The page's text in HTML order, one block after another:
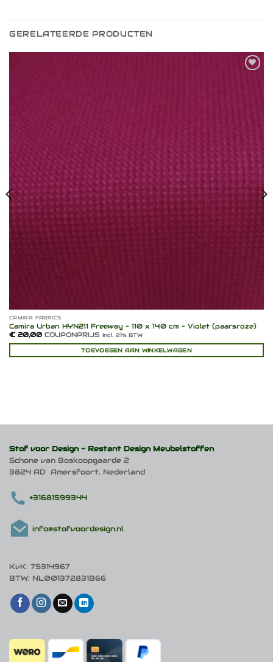
GERELATEERDE PRODUCTEN
CAMIRA FABRICS
Camira Urban HYN211 Freeway – 110 x 140 cm – Violet (paarsroze)
€20,00COUPONPRIJS Incl. 21% BTW
TOEVOEGEN AAN WINKELWAGEN
Stof voor Design - Restant Design Meubelstoffen
Schone van Boskoopgaarde 2
3824 AD Amersfoort, Nederland
+31681599344
info@stofvoordesign.nl
KvK: 75314967
BTW: NL001372831B66